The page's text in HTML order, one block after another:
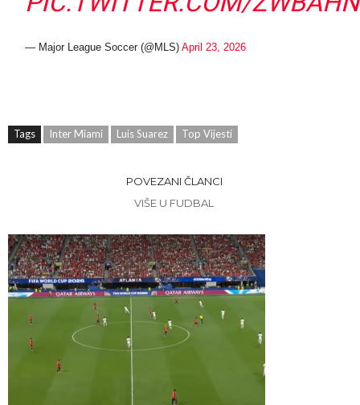
— Major League Soccer (@MLS)April 23, 2026
Tags Inter Miami Luis Suarez Top Vijesti
POVEZANI ČLANCI
VIŠE U FUDBAL